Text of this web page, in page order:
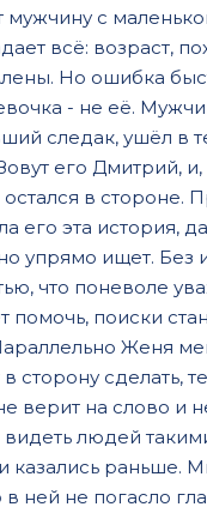
мужчину с
всё: возраст,
Но ошибка
- не её.
следак, ушёл в
его Дмитрий, и,
в стороне.
его эта история,
но упрямо ищет. Без
что поневоле
поиски
Женя
сторону сделать,
верит на слово и
видеть людей
казались раньше.
ней не погасло